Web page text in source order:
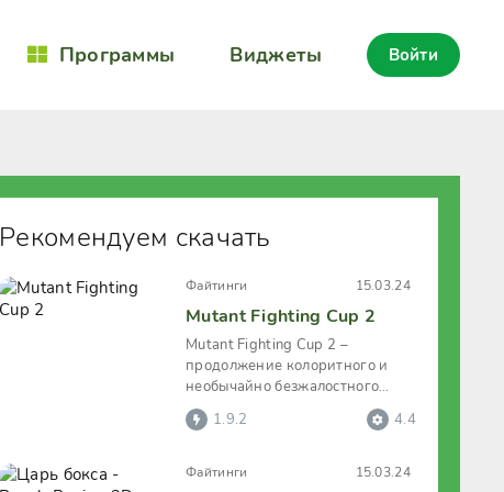
Программы Виджеты Войти
Рекомендуем скачать
Файтинги 15.03.24
Mutant Fighting Cup 2
Mutant Fighting Cup 2 –
продолжение колоритного и
необычайно безжалостного
файтинга, в котором на боевой
арене окажутся
1.9.2 4.4
Файтинги 15.03.24